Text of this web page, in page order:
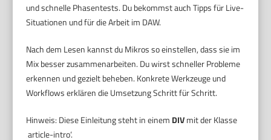
und schnelle Phasentests. Du bekommst auch Tipps für Live-
Situationen und für die Arbeit im DAW.
Nach dem Lesen kannst du Mikros so einstellen, dass sie im
Mix besser zusammenarbeiten. Du wirst schneller Probleme
erkennen und gezielt beheben. Konkrete Werkzeuge und
Workflows erklären die Umsetzung Schritt für Schritt.
Hinweis: Diese Einleitung steht in einem DIVmit der Klasse
‚article-intro‘.